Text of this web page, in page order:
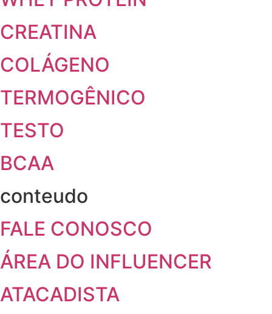
CREATINA
COLÁGENO
TERMOGÊNICO
TESTO
BCAA
conteudo
FALE CONOSCO
ÁREA DO INFLUENCER
ATACADISTA